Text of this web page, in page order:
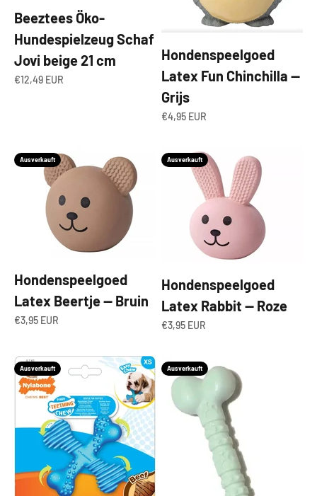
Beeztees Öko-
Hundespielzeug Schaf
Jovi beige 21 cm
Angebot
€12,49 EUR
Hondenspeelgoed
Latex Fun Chinchilla —
Grijs
Angebot
€4,95 EUR
Ausverkauft
Hondenspeelgoed
Latex Beertje — Bruin
Angebot
€3,95 EUR
Ausverkauft
Hondenspeelgoed
Latex Rabbit — Roze
Angebot
€3,95 EUR
Ausverkauft Ausverkauft